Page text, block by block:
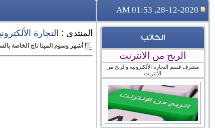
28-12-2020, 01:53 AM
الكاتب
الربح من الانترنت
مشرف قسم التجارة الألكترونية والربح من
الأنترنت
المنتدى : التجارة
أشهر وسوم الميتا تاج الخاصة